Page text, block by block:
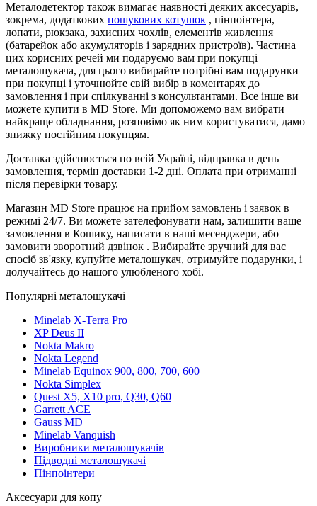
Металодетектор також вимагає наявності деяких аксесуарів,
зокрема, додаткових пошукових котушок , пінпоінтера,
лопати, рюкзака, захисних чохлів, елементів живлення
(батарейок або акумуляторів і зарядних пристроїв). Частина
цих корисних речей ми подаруємо вам при покупці
металошукача, для цього вибирайте потрібні вам подарунки
при покупці і уточнюйте свій вибір в коментарях до
замовлення і при спілкуванні з консультантами. Все інше ви
можете купити в MD Store. Ми допоможемо вам вибрати
найкраще обладнання, розповімо як ним користуватися, дамо
знижку постійним покупцям.
Доставка здійснюється по всій Україні, відправка в день
замовлення, термін доставки 1-2 дні. Оплата при отриманні
після перевірки товару.
Магазин MD Store працює на прийом замовлень і заявок в
режимі 24/7. Ви можете зателефонувати нам, залишити ваше
замовлення в Кошику, написати в наші месенджери, або
замовити зворотний дзвінок . Вибирайте зручний для вас
спосіб зв'язку, купуйте металошукач, отримуйте подарунки, і
долучайтесь до нашого улюбленого хобі.
Популярні металошукачі
Minelab X-Terra Pro
XP Deus II
Nokta Makro
Nokta Legend
Minelab Equinox 900, 800, 700, 600
Nokta Simplex
Quest X5, X10 pro, Q30, Q60
Garrett ACE
Gauss MD
Minelab Vanquish
Виробники металошукачів
Підводні металошукачі
Пінпоінтери
Аксесуари для копу